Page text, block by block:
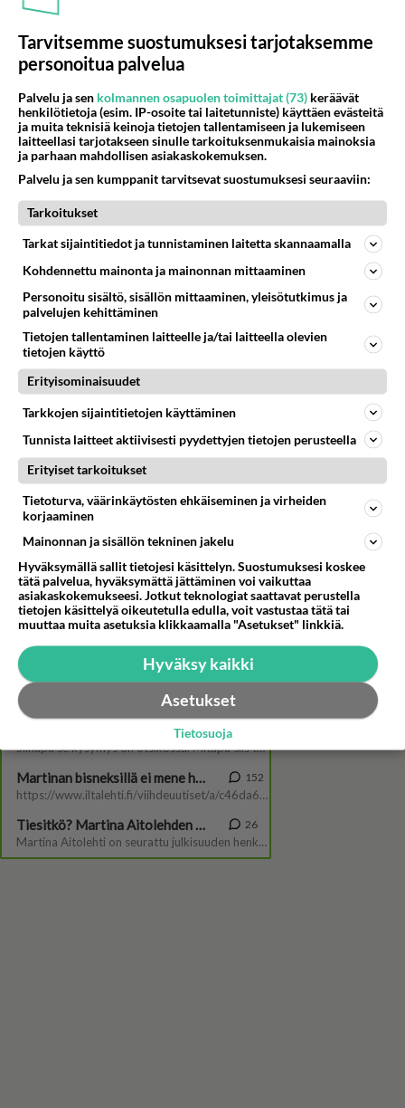
Lupsakka Reinikainen taas
tv:ssä! Mutta kuka sanoi
ylikomisarioksi pääsisikään"?
PARAS LEFFA IKINÄ
Niina Kuhta elää kiireisen
yrittäjän arkea - Löytyykö
tästä pätkästä yhtymäkohtia
omaan elämään?
Tarvitsemme suostumuksesi tarjotaksemme
personoitua palvelua
Palvelu ja sen kolmannen osapuolen toimittajat (73) keräävät
henkilötietoja (esim. IP-osoite tai laitetunniste) käyttäen evästeitä
ja muita teknisiä keinoja tietojen tallentamiseen ja lukemiseen
laitteellasi tarjotakseen sinulle tarkoituksenmukaisia mainoksia
ja parhaan mahdollisen asiakaskokemuksen.
Palvelu ja sen kumppanit tarvitsevat suostumuksesi seuraaviin:
Tarkoitukset
Tarkat sijaintitiedot ja tunnistaminen laitetta skannaamalla
Kohdennettu mainonta ja mainonnan mittaaminen
Personoitu sisältö, sisällön mittaaminen, yleisötutkimus ja
palvelujen kehittäminen
Tietojen tallentaminen laitteelle ja/tai laitteella olevien
tietojen käyttö
Erityisominaisuudet
Tarkkojen sijaintitietojen käyttäminen
Tunnista laitteet aktiivisesti pyydettyjen tietojen perusteella
Erityiset tarkoitukset
Tietoturva, väärinkäytösten ehkäiseminen ja virheiden
korjaaminen
Mainonnan ja sisällön tekninen jakelu
Hyväksymällä sallit tietojesi käsittelyn. Suostumuksesi koskee
tätä palvelua, hyväksymättä jättäminen voi vaikuttaa
asiakaskokemukseesi. Jotkut teknologiat saattavat perustella
tietojen käsittelyä oikeutetulla edulla, voit vastustaa tätä tai
muuttaa muita asetuksia klikkaamalla "Asetukset" linkkiä.
Hyväksy kaikki
Asetukset
Tietosuoja